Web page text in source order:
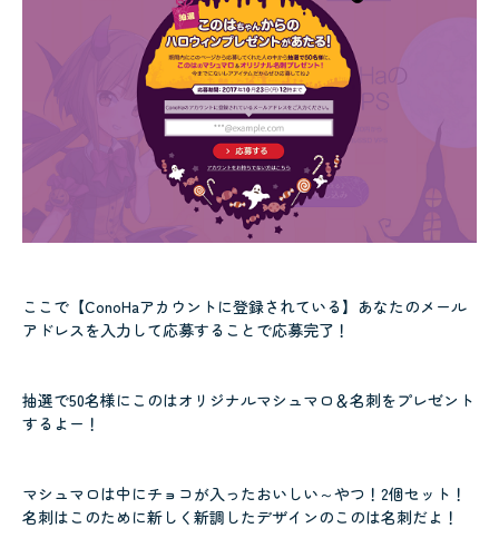
ここで【ConoHaアカウントに登録されている】あなたのメール
アドレスを入力して応募することで応募完了！
抽選で50名様にこのはオリジナルマシュマロ＆名刺をプレゼント
するよー！
マシュマロは中にチョコが入ったおいしい～やつ！2個セット！
名刺はこのために新しく新調したデザインのこのは名刺だよ！